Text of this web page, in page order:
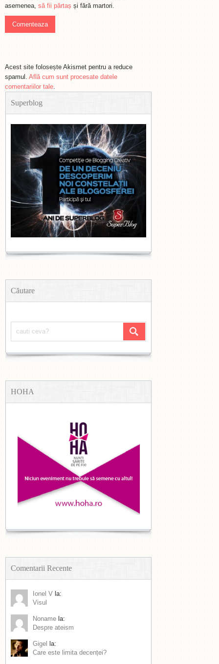
asemenea, să fii părtaș și fără martori.
Acest site folosește Akismet pentru a reduce
spamul. Află cum sunt procesate datele
comentariilor tale.
Superblog
Căutare
HOHA
Comentarii Recente
Ionel V la:
Visul
Noname la:
Despre ateism
Gigel
la:
Care este limita decenței?